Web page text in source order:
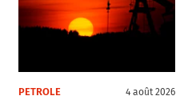
PETROLE 4 août 2026